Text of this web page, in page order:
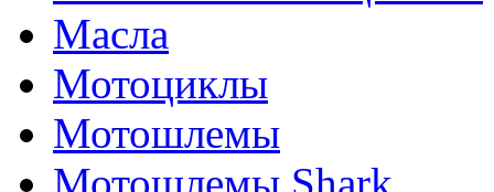
Масла
Мотоциклы
Мотошлемы
Мотошлемы Shark